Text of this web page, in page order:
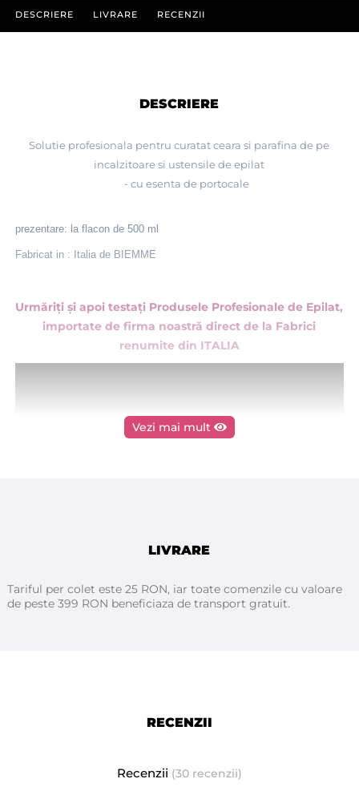
DESCRIERE LIVRARE RECENZII
DESCRIERE
Solutie profesionala pentru curatat ceara si parafina de pe
incalzitoare si ustensile de epilat
- cu esenta de portocale
prezentare: la flacon de 500 ml
Fabricat in : Italia de BIEMME
Urmăriţi şi apoi testaţi Produsele Profesionale de Epilat,
importate de firma noastră direct de la Fabrici
renumite din ITALIA
Vezi mai mult
LIVRARE
Tariful per colet este 25 RON, iar toate comenzile cu valoare
de peste 399 RON beneficiaza de transport gratuit.
RECENZII
Recenzii (30 recenzii)